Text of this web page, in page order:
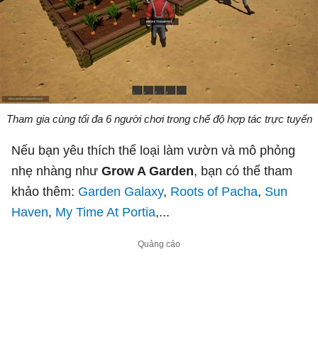
Tham gia cùng tối đa 6 người chơi trong chế độ hợp tác trực tuyến
Nếu bạn yêu thích thể loại làm vườn và mô phỏng
nhẹ nhàng như Grow A Garden, bạn có thể tham
khảo thêm: Garden Galaxy, Roots of Pacha, Sun
Haven, My Time At Portia,...